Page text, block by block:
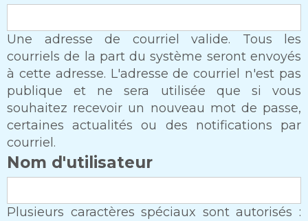
Une adresse de courriel valide. Tous les
courriels de la part du système seront envoyés
à cette adresse. L'adresse de courriel n'est pas
publique et ne sera utilisée que si vous
souhaitez recevoir un nouveau mot de passe,
certaines actualités ou des notifications par
courriel.
Nom d'utilisateur
Plusieurs caractères spéciaux sont autorisés :